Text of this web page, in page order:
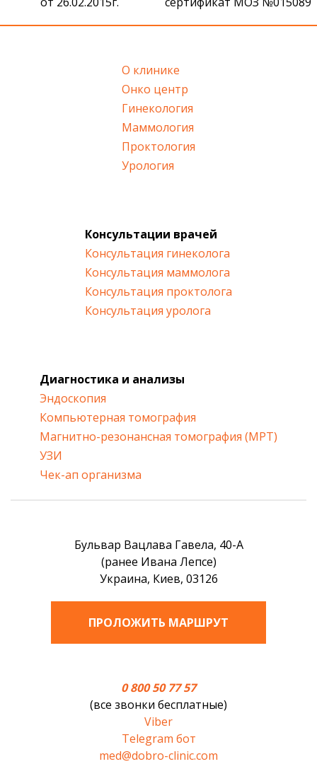
О клинике
Онко центр
Гинекология
Маммология
Проктология
Урология
Консультации врачей
Консультация гинеколога
Консультация маммолога
Консультация проктолога
Консультация уролога
Диагностика и анализы
Эндоскопия
Компьютерная томография
Магнитно-резонансная томография (МРТ)
УЗИ
Чек-ап организма
Бульвар Вацлава Гавела, 40-А
(ранее Ивана Лепсе)
Украина, Киев, 03126
ПРОЛОЖИТЬ МАРШРУТ
0 800 50 77 57
(все звонки бесплатные)
Viber
Telegram бот
med@dobro-clinic.com